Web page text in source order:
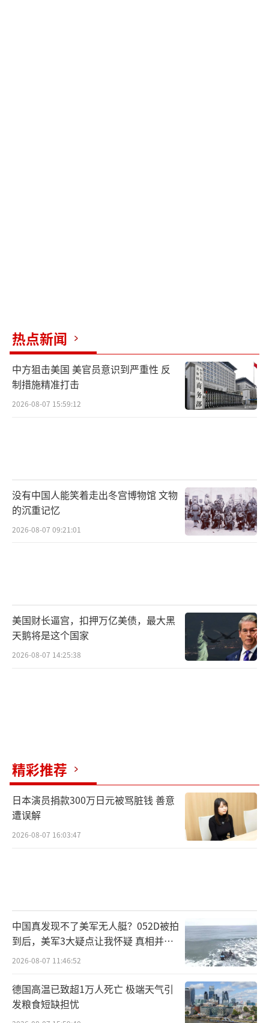
热点新闻
中方狙击美国 美官员意识到严重性 反
制措施精准打击
2026-08-07 15:59:12
没有中国人能笑着走出冬宫博物馆 文物
的沉重记忆
2026-08-07 09:21:01
美国财长逼宫，扣押万亿美债，最大黑
天鹅将是这个国家
2026-08-07 14:25:38
精彩推荐
日本演员捐款300万日元被骂脏钱 善意
遭误解
2026-08-07 16:03:47
中国真发现不了美军无人艇？052D被拍
到后，美军3大疑点让我怀疑 真相并非
如此
2026-08-07 11:46:52
德国高温已致超1万人死亡 极端天气引
发粮食短缺担忧